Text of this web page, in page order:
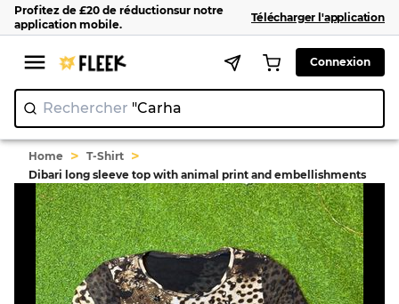
Profitez de £20 de réductionsur notre
application mobile. Télécharger l'application
Connexion
Rechercher "|
Home > T-Shirt >
Dibari long sleeve top with animal print and embellishments